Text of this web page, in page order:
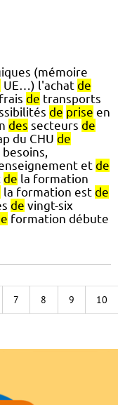
(mémoire
UE…) l'achat de
de transports
de prise en
des secteurs de
du CHU de
et de
de la formation
la formation est de
de vingt-six
formation débute
7 8 9 10